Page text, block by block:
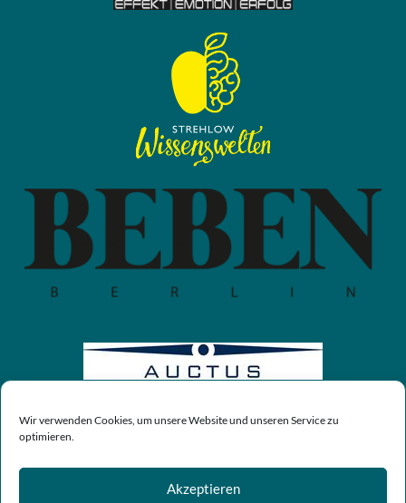
Wir verwenden Cookies, um unsere Website und unseren Service zu
optimieren.
Akzeptieren